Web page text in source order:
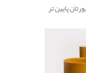
پایین تر